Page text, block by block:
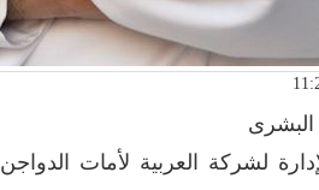
لشركة العربية لأمات الدواجن